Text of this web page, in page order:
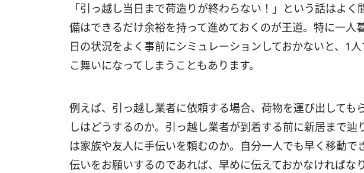
「引っ越し当日まで荷造りが終わらない！」という話はよ
備はできるだけ余裕を持って進めておくのが王道。特に一人
日の状況をよく事前にシミュレーションしておかないと、1
こ舞いになってしまうこともあります。
例えば、引っ越し業者に依頼する場合、荷物を運び出しても
しはどうするのか。引っ越し業者が到着する前に新居まで辿
は家族や友人に手伝いを頼むのか。自分一人でも早く移動で
伝いをお願いするのであれば、早めに伝えておかなければな